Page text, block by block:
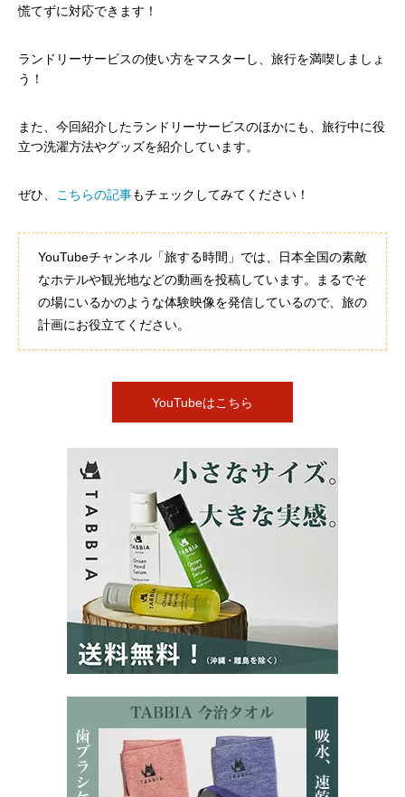
慌てずに対応できます！
ランドリーサービスの使い方をマスターし、旅行を満喫しましょ
う！
また、今回紹介したランドリーサービスのほかにも、旅行中に役
立つ洗濯方法やグッズを紹介しています。
ぜひ、 こちらの記事もチェックしてみてください！
YouTubeチャンネル「旅する時間」では、
日本全国の素敵
なホテルや観光地などの動画を投稿しています。
まるでそ
の場にいるかのような体験映像を発信しているので、 旅の
計画にお役立てください。
YouTubeはこちら